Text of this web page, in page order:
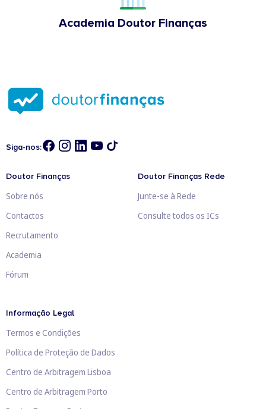
Academia Doutor Finanças
Siga-nos:
Doutor Finanças
Sobre nós
Contactos
Recrutamento
Academia
Fórum
Doutor Finanças Rede
Junte-se à Rede
Consulte todos os ICs
Informação Legal
Termos e Condições
Política de Proteção de Dados
Centro de Arbitragem Lisboa
Centro de Arbitragem Porto